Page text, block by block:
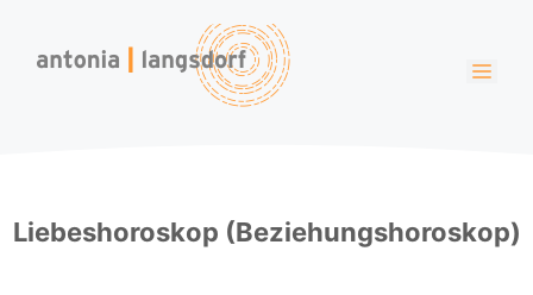
springen
Liebeshoroskop (Beziehungshoroskop)